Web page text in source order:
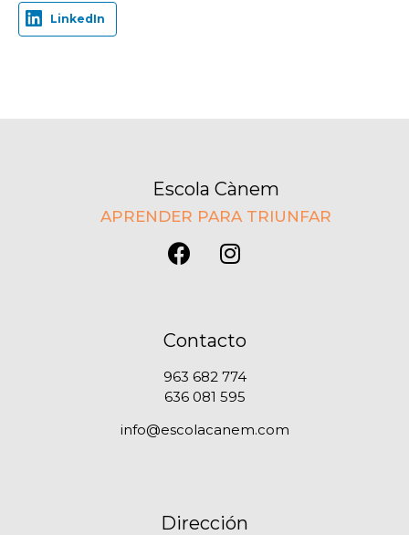
LinkedIn
Escola Cànem
APRENDER PARA TRIUNFAR
Contacto
963 682 774
636 081 595
info@escolacanem.com
Dirección